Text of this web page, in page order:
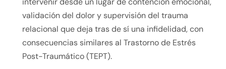
validación del dolor y supervisión del trauma
relacional que deja tras de sí una infidelidad, con
consecuencias similares al Trastorno de Estrés
Post-Traumático (TEPT).